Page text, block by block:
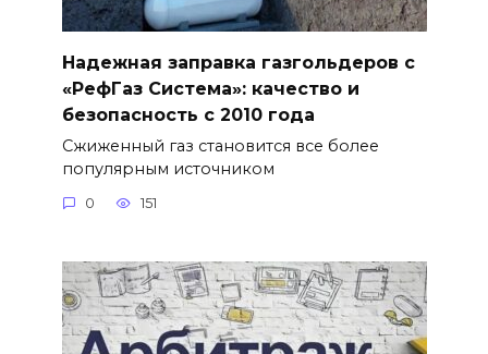
Надежная заправка газгольдеров с
«РефГаз Система»: качество и
безопасность с 2010 года
Сжиженный газ становится все более
популярным источником
0 151